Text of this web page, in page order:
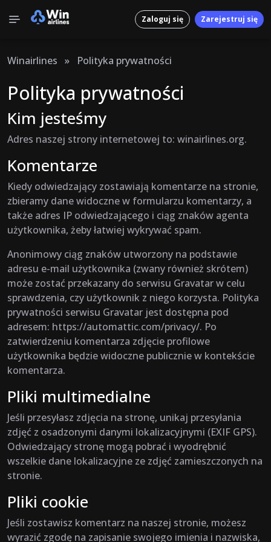
Zaloguj się Zarejestruj się
Winairlines » Polityka prywatności
Polityka prywatności
Kim jesteśmy
Adres naszej strony internetowej to: winairlines.org.
Komentarze
Kiedy odwiedzający zostawiają komentarze na stronie,
zbieramy dane widoczne w formularzu komentarzy, a
także adres IP odwiedzającego i ciąg znaków agenta
użytkownika, żeby łatwiej wykrywać spam.
Anonimowy ciąg znaków utworzony na podstawie
adresu e-mail użytkownika (zwany również skrótem)
może zostać przekazany do serwisu Gravatar w celu
sprawdzenia, czy użytkownik z niego korzysta. Polityka
prywatności serwisu Gravatar jest dostępna pod
adresem: https://automattic.com/privacy/. Po
zatwierdzeniu komentarza zdjęcie profilowe
użytkownika będzie widoczne publicznie w kontekście
komentarza.
Pliki multimedialne
Jeśli przesyłasz zdjęcia na stronę, unikaj przesyłania
zdjęć z osadzonymi danymi lokalizacyjnymi (EXIF GPS).
Odwiedzający stronę mogą pobrać i wyodrębnić
wszelkie dane lokalizacyjne ze zdjęć zamieszczonych na
stronie.
Pliki cookie
Jeśli zostawisz komentarz na naszej stronie, możesz
wyrazić zgodę na zapisanie swojego imienia i nazwiska,